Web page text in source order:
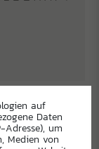
auf
Daten
Adresse), um
Medien von